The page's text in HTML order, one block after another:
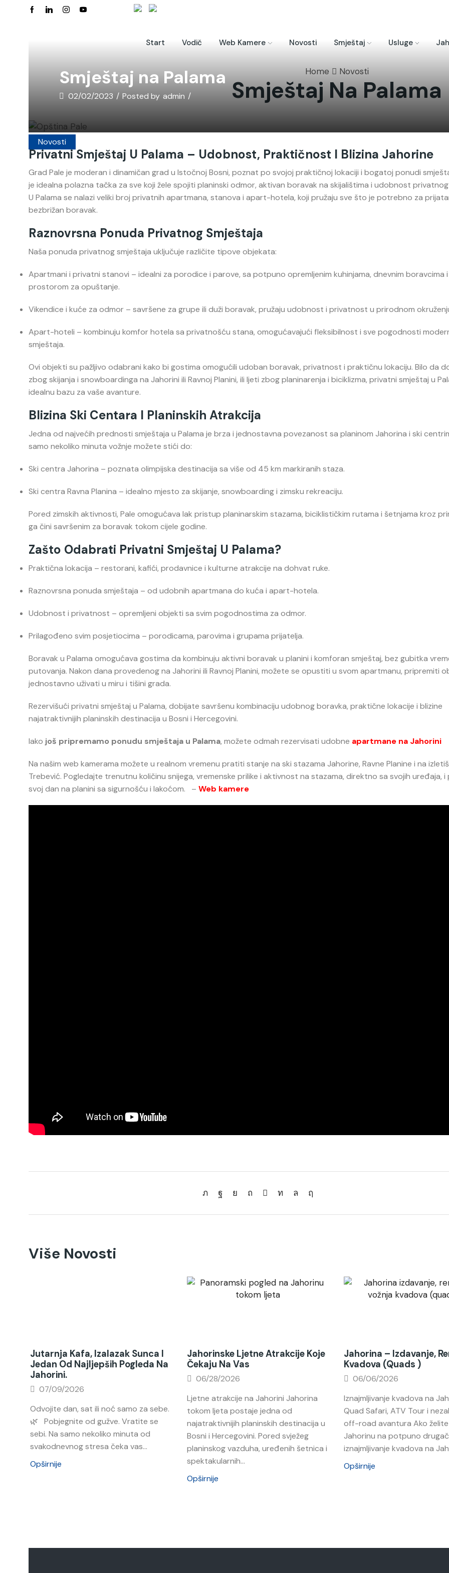
Start Vodič Web Kamere Novosti Smještaj Usluge
Home Novosti
Smještaj Na Palama
Novosti
Smještaj na Palama
02/02/2023 / Posted by admin /
Privatni Smještaj U Palama – Udobnost, Praktičnost I Blizina Jahorine
Grad Pale je moderan i dinamičan grad u Istočnoj Bosni, poznat po svojoj praktičnoj lokaciji i bogatoj ponudi
je idealna polazna tačka za sve koji žele spojiti planinski odmor, aktivan boravak na skijalištima i udobnost
U Palama se nalazi veliki broj privatnih apartmana, stanova i apart-hotela, koji pružaju sve što je potrebno za
bezbrižan boravak.
Raznovrsna Ponuda Privatnog Smještaja
Naša ponuda privatnog smještaja uključuje različite tipove objekata:
Apartmani i privatni stanovi – idealni za porodice i parove, sa potpuno opremljenim kuhinjama, dnevnim boravcima i
prostorom za opuštanje.
Vikendice i kuće za odmor – savršene za grupe ili duži boravak, pružaju udobnost i privatnost u prirodnom
Apart-hoteli – kombinuju komfor hotela sa privatnošću stana, omogućavajući fleksibilnost i sve pogodnosti
smještaja.
Ovi objekti su pažljivo odabrani kako bi gostima omogućili udoban boravak, privatnost i praktičnu lokaciju. Bilo da
zbog skijanja i snowboardinga na Jahorini ili Ravnoj Planini, ili ljeti zbog planinarenja i biciklizma, privatni smještaj u
idealnu bazu za vaše avanture.
Blizina Ski Centara I Planinskih Atrakcija
Jedna od najvećih prednosti smještaja u Palama je brza i jednostavna povezanost sa planinom Jahorina i ski
samo nekoliko minuta vožnje možete stići do:
Ski centra Jahorina – poznata olimpijska destinacija sa više od 45 km markiranih staza.
Ski centra Ravna Planina – idealno mjesto za skijanje, snowboarding i zimsku rekreaciju.
Pored zimskih aktivnosti, Pale omogućava lak pristup planinarskim stazama, biciklističkim rutama i šetnjama kroz
ga čini savršenim za boravak tokom cijele godine.
Zašto Odabrati Privatni Smještaj U Palama?
Praktična lokacija – restorani, kafići, prodavnice i kulturne atrakcije na dohvat ruke.
Raznovrsna ponuda smještaja – od udobnih apartmana do kuća i apart-hotela.
Udobnost i privatnost – opremljeni objekti sa svim pogodnostima za odmor.
Prilagođeno svim posjetiocima – porodicama, parovima i grupama prijatelja.
Boravak u Palama omogućava gostima da kombinuju aktivni boravak u planini i komforan smještaj, bez gubitka
putovanja. Nakon dana provedenog na Jahorini ili Ravnoj Planini, možete se opustiti u svom apartmanu, pripremiti
jednostavno uživati u miru i tišini grada.
Rezervišući privatni smještaj u Palama, dobijate savršenu kombinaciju udobnog boravka, praktične lokacije i blizine
najatraktivnijih planinskih destinacija u Bosni i Hercegovini.
Iako još pripremamo ponudu smještaja u Palama, možete odmah rezervisati udobne apartmane na Jahorini
Na našim web kamerama možete u realnom vremenu pratiti stanje na ski stazama Jahorine, Ravne Planine i na
Trebević. Pogledajte trenutnu količinu snijega, vremenske prilike i aktivnost na stazama, direktno sa svojih uređaja, i
svoj dan na planini sa sigurnošću i lakoćom. – Web kamere
Više Novosti
Jutarnja Kafa, Izalazak Sunca I
Jedan Od Najljepših Pogleda Na
Jahorini.
07/09/2026
Odvojite dan, sat ili noć samo za sebe.
🌿 Pobjegnite od gužve. Vratite se
sebi. Na samo nekoliko minuta od
svakodnevnog stresa čeka vas...
Opširnije
Jahorinske Ljetne Atrakcije Koje
Čekaju Na Vas
06/28/2026
Ljetne atrakcije na Jahorini Jahorina
tokom ljeta postaje jedna od
najatraktivnijih planinskih destinacija u
Bosni i Hercegovini. Pored svježeg
planinskog vazduha, uređenih šetnica i
spektakularnih...
Opširnije
Jahorina – Izdavanje,
Kvadova (quads )
06/06/2026
Iznajmljivanje kvadova na
Quad Safari, ATV Tour i
off-road avantura Ako
Jahorinu na potpuno
iznajmljivanje kvadova na
Opširnije